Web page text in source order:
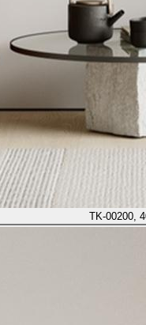
TK-00200,